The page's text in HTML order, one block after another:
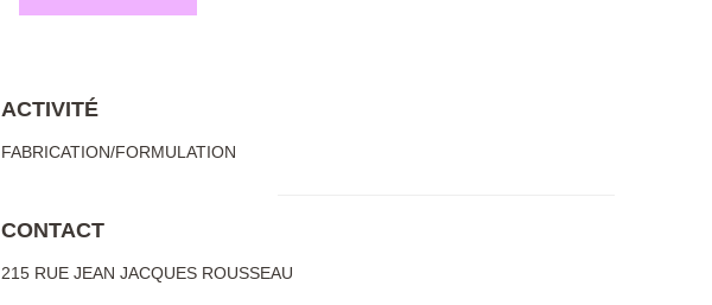
ACTIVITÉ
FABRICATION/FORMULATION
CONTACT
215 RUE JEAN JACQUES ROUSSEAU